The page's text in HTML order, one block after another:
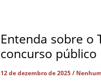
Entenda sobre o
concurso público
12 de dezembro de 2025